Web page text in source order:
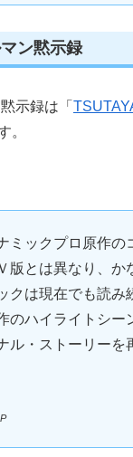
ン黙示録
示録は「
。
ミックプロ原作の
版とは異なり、か
クは現在でも読み
のハイライトシー
ル・ストーリーを